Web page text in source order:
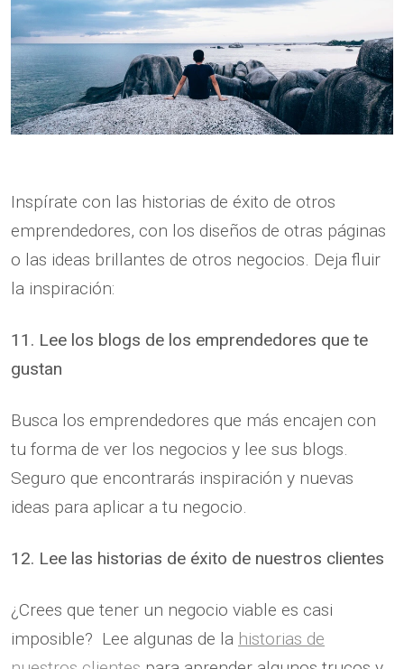
Inspírate con las historias de éxito de otros
emprendedores, con los diseños de otras páginas
o las ideas brillantes de otros negocios. Deja fluir
la inspiración:
11. Lee los blogs de los emprendedores que te
gustan
Busca los emprendedores que más encajen con
tu forma de ver los negocios y lee sus blogs.
Seguro que encontrarás inspiración y nuevas
ideas para aplicar a tu negocio.
12. Lee las historias de éxito de nuestros clientes
¿Crees que tener un negocio viable es casi
imposible? Lee algunas de la historias de